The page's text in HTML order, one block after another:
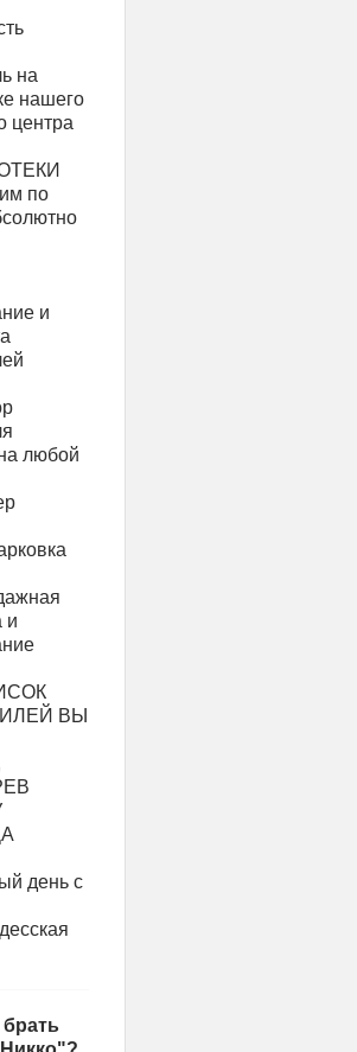
на
нашего
центра
по
и
любой
и
ВЫ
день с